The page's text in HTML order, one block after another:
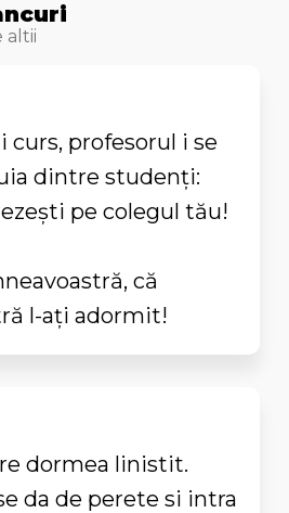
altii
profesorul i se
dintre studenți:
pe colegul tău!
că
l-ați adormit!
dormea linistit.
da de perete si intra